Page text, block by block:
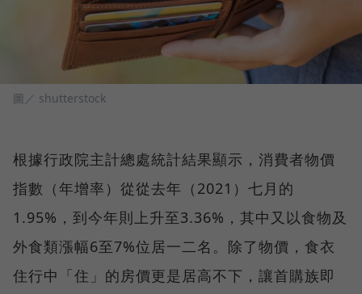
圖／ shutterstock
根據行政院主計總處統計結果顯示，消費者物價
指數（年增率）從從去年（2021）七月的
1.95%，到今年則上升至3.36%，其中又以食物及
外食類漲幅6至7%位居一二名。除了物價，食衣
住行中「住」的房價更是居高不下，讓首購族即